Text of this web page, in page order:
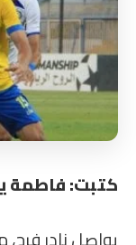
كتبت: فاطمة